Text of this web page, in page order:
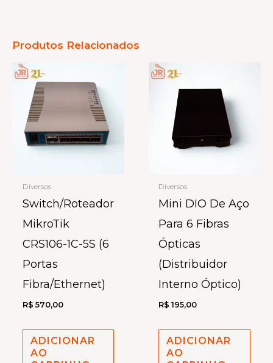
Produtos Relacionados
Diversos
Switch/Roteador
MikroTik
CRS106-1C-5S (6
Portas
Fibra/Ethernet)
R$ 570,00
ADICIONAR
AO
Diversos
Mini DIO De Aço
Para 6 Fibras
Ópticas
(Distribuidor
Interno Óptico)
R$ 195,00
ADICIONAR
AO